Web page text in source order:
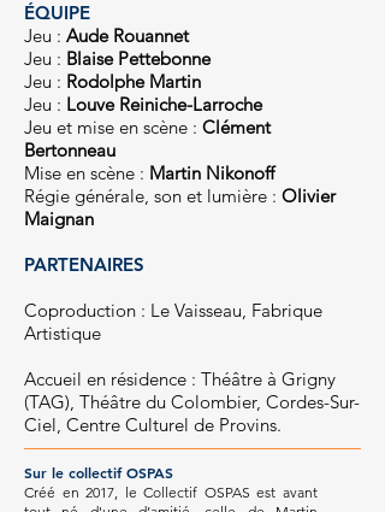
ÉQUIPE
Jeu : Aude Rouannet
Jeu : Blaise Pettebonne
Jeu : Rodolphe Martin
Jeu : Louve Reiniche-Larroche
Jeu et mise en scène : Clément
Bertonneau
Mise en scène : Martin Nikonoff
Régie générale, son et lumière : Olivier
Maignan
PARTENAIRES
Coproduction : Le Vaisseau, Fabrique
Artistique
Accueil en résidence : Théâtre à Grigny
(TAG), Théâtre du Colombier, Cordes-Sur-
Ciel, Centre Culturel de Provins.
Sur le collectif OSPAS
Créé en 2017, le Collectif OSPAS est avant